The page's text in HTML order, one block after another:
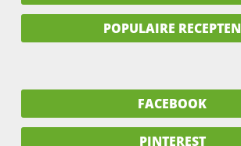
POPULAIRE RECEPTEN
FACEBOOK
PINTEREST